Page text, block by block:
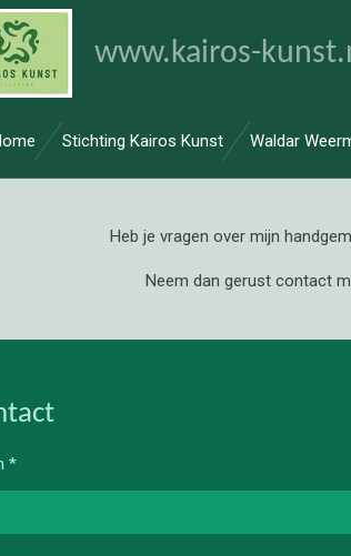
www.kairos-
Stichting Kairos Kunst Waldar
Heb je vragen over mijn
Neem dan gerust contact
*